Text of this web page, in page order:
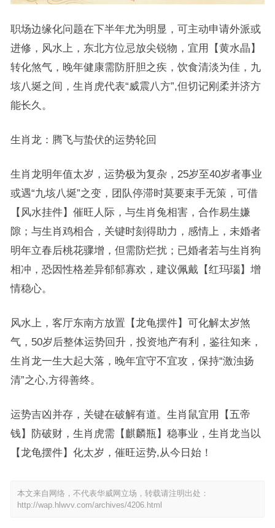
职场边缘化问题在下半年尤为明显，可主动申请外派或
进修，风水上，东北方位忌放尖锐物，宜用【黄水晶】
转化煞气，晚年健康需防肝胆之疾，饮食清淡为佳，九
垓八埏之间，生肖虎代表“威震八方”,但切记刚柔并济方
能长久。
生肖龙：腾飞与蛰伏的运势轮回
生肖龙明年值太岁，运势极为复杂，25岁至40岁者事业
或遇“九垓八埏”之变，团队停滞时莫要束手无策，可借
【风水挂件】催旺人际，与生肖兔相害，合作易生嫌
隙；与生肖鸡相合，关键时刻得助力，感情上，未婚者
明年立春后桃花骤增，但需防烂扰；已婚者若与生肖狗
相冲，恐因性格差异郁郁寡欢，建议佩戴【红玛瑙】增
情稳心。
风水上，客厅东南方放置【龙龟摆件】可化解太岁煞
气，50岁后整体运势回升，投资地产有利，鉴往知来，
生肖龙一生大起大落，晚年宜守不宜攻，保持“激浊扬
清”之心,方得善终。
运势吉凶并存，关键在破解有道。生肖鼠宜用【五帝
钱】防破财，生肖虎需【麒麟瓶】稳事业，生肖龙当以
【龙龟摆件】化太岁，催旺运势,从今日始！
本文来自网络，不代表华威网立场，转载请注明出处：
http://wap.hlwvv.com/archives/4206.html